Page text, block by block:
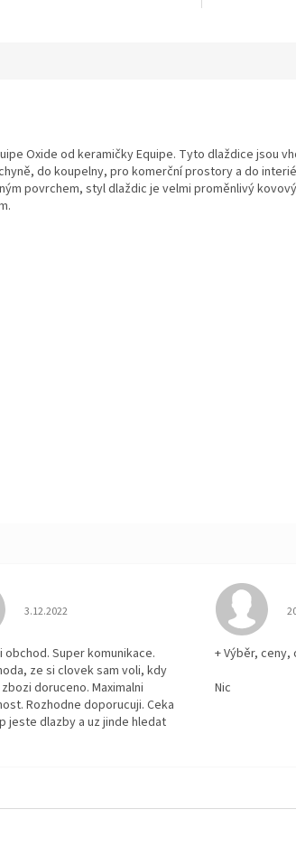
Oxide od keramičky Equipe. Tyto dlaždice jsou
do koupelny, pro komerční prostory a do
povrchem, styl dlaždic je velmi proměnlivý
Hodnocení obchodu je 5 z 5 hvězdiček.
3.12.2022
Super komunikace.
ze si clovek sam voli, kdy
doruceno. Maximalni
Rozhodne doporucuji. Ceka
jeste dlazby a uz jinde hledat
+ Výběr, ceny,
Nic